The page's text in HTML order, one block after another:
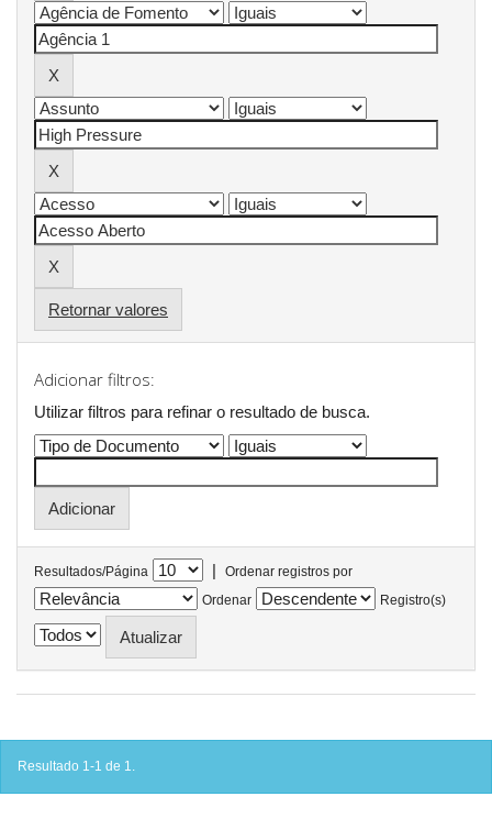
Retornar valores
Adicionar filtros:
Utilizar filtros para refinar o resultado de busca.
Resultados/Página |
Ordenar registros por
Ordenar
Registro(s)
Resultado 1-1 de 1.